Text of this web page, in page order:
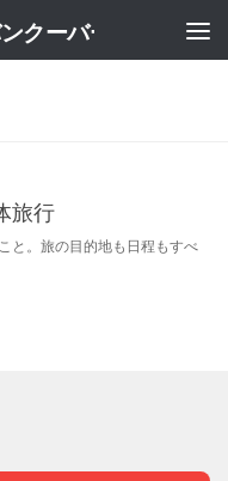
旅行
と。旅の目的地も日程もすべ